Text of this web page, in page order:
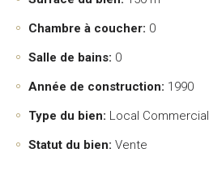
Chambre à coucher: 0
Salle de bains: 0
Année de construction: 1990
Type du bien: Local Commercial
Statut du bien: Vente